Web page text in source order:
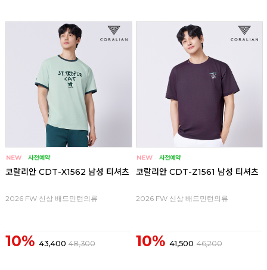
코랄리안 CDT-X1562 남성 티셔츠
2026 FW 신상 배드민턴의류
10% 43,400 48,300
코랄리안 CDT-Z1561 남성 티셔츠
2026 FW 신상 배드민턴의류
10% 41,500 46,200